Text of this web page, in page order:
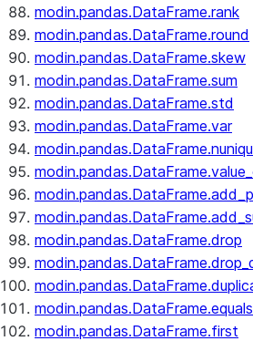
modin.pandas.DataFrame.rank
modin.pandas.DataFrame.round
modin.pandas.DataFrame.skew
modin.pandas.DataFrame.sum
modin.pandas.DataFrame.std
modin.pandas.DataFrame.var
modin.pandas.DataFrame.drop
modin.pandas.DataFrame.equals
modin.pandas.DataFrame.first